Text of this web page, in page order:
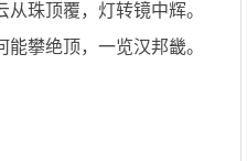
从珠顶覆，灯转镜中辉。
攀绝顶，一览汉邦畿。